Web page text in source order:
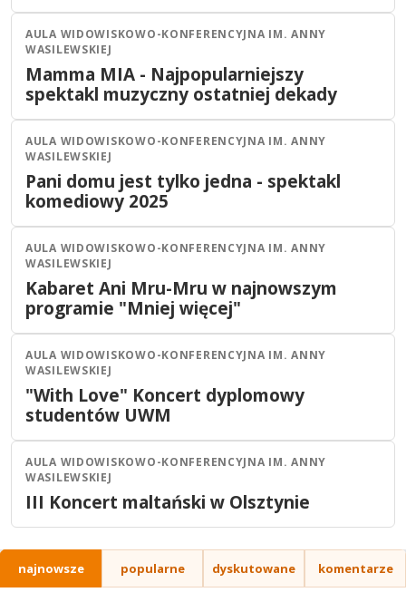
Olsztyn Koncert
03 2026 19:00
AULA WIDOWISKOWO-KONFERENCYJNA IM. ANNY
WASILEWSKIEJ
Mamma MIA - Najpopularniejszy
spektakl muzyczny ostatniej dekady
Olsztyn Teatr
30 MAJ
2026 16:00
AULA WIDOWISKOWO-KONFERENCYJNA IM. ANNY
WASILEWSKIEJ
Pani domu jest tylko jedna - spektakl
komediowy 2025
Olsztyn Stand-up
15 2026 17:30
AULA WIDOWISKOWO-KONFERENCYJNA IM. ANNY
WASILEWSKIEJ
Kabaret Ani Mru-Mru w najnowszym
programie "Mniej więcej"
Olsztyn Koncert
11 MAJ
2026 19:00
AULA WIDOWISKOWO-KONFERENCYJNA IM. ANNY
WASILEWSKIEJ
"With Love" Koncert dyplomowy
studentów UWM
Olsztyn Koncert
08 2026 18:00
AULA WIDOWISKOWO-KONFERENCYJNA IM. ANNY
WASILEWSKIEJ
III Koncert maltański w Olsztynie
najnowsze popularne dyskutowane komentarze